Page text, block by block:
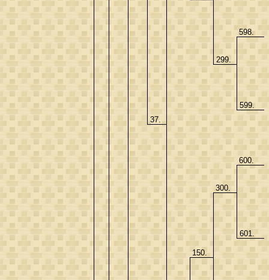
37.
299.
598.
599.
150.
300.
600.
601.